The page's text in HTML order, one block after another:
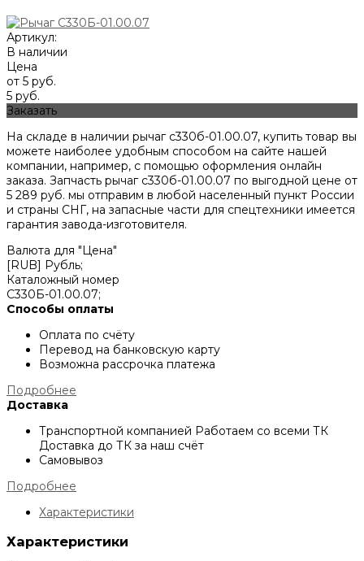
Артикул:
В наличии
Цена
от 5 руб.
5 руб.
Заказать
На складе в наличии рычаг с330б-01.00.07, купить товар вы
можете наиболее удобным способом на сайте нашей
компании, например, с помощью оформления онлайн
заказа. Запчасть рычаг с330б-01.00.07 по выгодной цене от
5 289 руб. мы отправим в любой населенный пункт России
и страны СНГ, на запасные части для спецтехники имеется
гарантия завода-изготовителя.
Валюта для "Цена"
[RUB] Рубль;
Каталожный номер
С330Б-01.00.07;
Способы оплаты
Оплата по счёту
Перевод на банковскую карту
Возможна рассрочка платежа
Подробнее
Доставка
Транспортной компанией Работаем со всеми ТК
Доставка до ТК за наш счёт
Самовывоз
Подробнее
Характеристики
Характеристики